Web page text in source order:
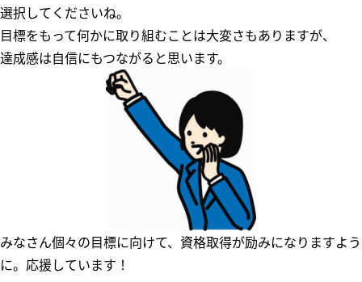
選択してくださいね。
目標をもって何かに取り組むことは大変さもありますが、
達成感は自信にもつながると思います。
みなさん個々の目標に向けて、資格取得が励みになりますよう
に。応援しています！